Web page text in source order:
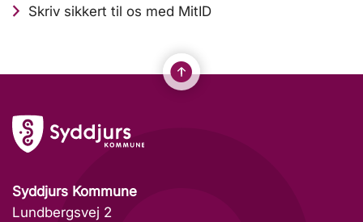
Skriv sikkert til os med MitID
Syddjurs Kommune
Lundbergsvej 2